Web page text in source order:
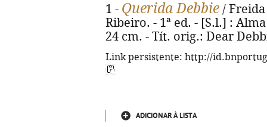
1 - Querida Debbie /
Ribeiro. - 1ª ed. - [S.l.] :
24 cm. - Tít. orig.: Dear
Link persistente: http://
ADICIONAR À LISTA